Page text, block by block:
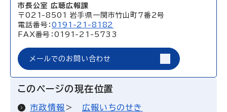
市長公室 広聴広報課
〒021-8501 岩手県一関市竹山町7番2号
電話番号：0191-21-8182
FAX番号：0191-21-5733
メールでのお問い合わせ
このページの現在位置
市政情報
広報いちのせき